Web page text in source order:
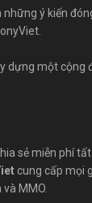
ý kiến
dựng một cộng
sẻ miễn phí
cung cấp mọi
MMO.